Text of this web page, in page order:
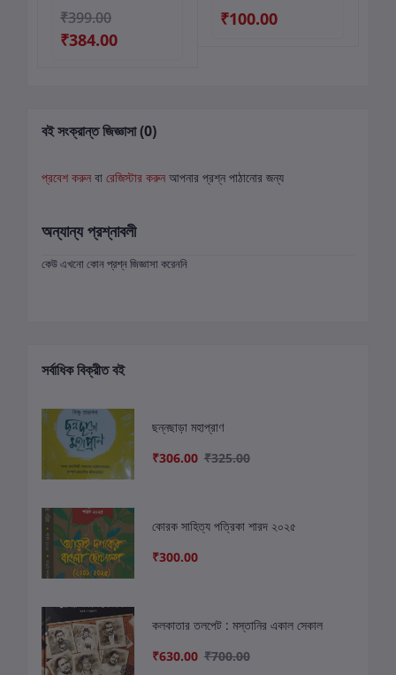
₹399.00
₹384.00
₹100.00
বই সংক্রান্ত জিজ্ঞাসা (0)
প্রবেশ করুন বা রেজিস্টার করুন আপনার প্রশ্ন পাঠানোর জন্য
অন্যান্য প্রশ্নাবলী
কেউ এখনো কোন প্রশ্ন জিজ্ঞাসা করেননি
সর্বাধিক বিক্রীত বই
ছন্নছাড়া মহাপ্রাণ
₹306.00 ₹325.00
কোরক সাহিত্য পত্রিকা শারদ ২০২৫
₹300.00
কলকাতার তলপেট : মস্তানির একাল সেকাল
₹630.00 ₹700.00